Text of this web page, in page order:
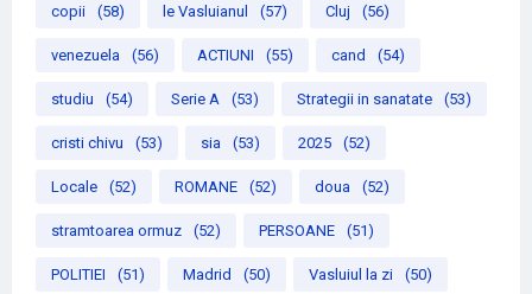
copii (58) le Vasluianul (57) Cluj (56)
venezuela (56) ACTIUNI (55) cand (54)
studiu (54) Serie A (53) Strategii in sanatate (53)
cristi chivu (53) sia (53) 2025 (52)
Locale (52) ROMANE (52) doua (52)
stramtoarea ormuz (52) PERSOANE (51)
POLITIEI (51) Madrid (50) Vasluiul la zi (50)